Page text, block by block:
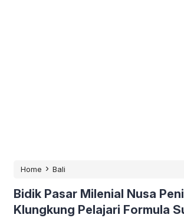
Home › Bali
Bidik Pasar Milenial Nusa
Klungkung Pelajari Formula